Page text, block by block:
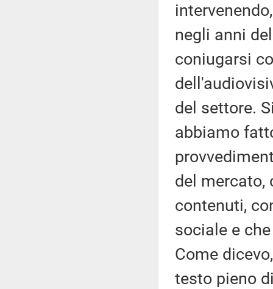
negli anni
coniugarsi
del settore.
abbiamo
del mercato,
contenuti,
sociale e
Come
testo pieno